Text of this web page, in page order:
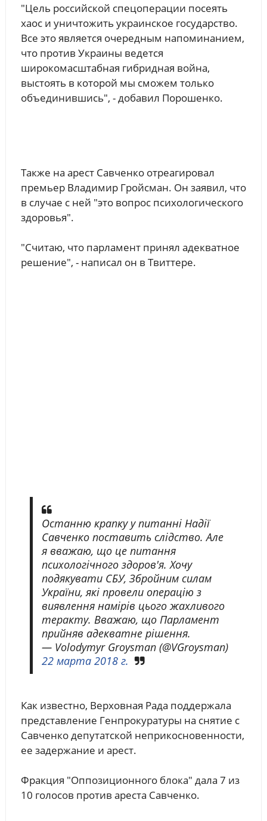
"Цель российской спецоперации посеять
хаос и уничтожить украинское государство.
Все это является очередным напоминанием,
что против Украины ведется
широкомасштабная гибридная война,
выстоять в которой мы сможем только
объединившись", - добавил Порошенко.
Также на арест Савченко отреагировал
премьер Владимир Гройсман. Он заявил, что
в случае с ней "это вопрос психологического
здоровья".
"Считаю, что парламент принял адекватное
решение", - написал он в Твиттере.
Останню крапку у питанні Надії
Савченко поставить слідство. Але
я вважаю, що це питання
психологічного здоров'я. Хочу
подякувати СБУ, Збройним силам
України, які провели операцію з
виявлення намірів цього жахливого
теракту. Вважаю, що Парламент
прийняв адекватне рішення.
— Volodymyr Groysman (@VGroysman)
22 марта 2018 г.
Как известно, Верховная Рада поддержала
представление Генпрокуратуры на снятие с
Савченко депутатской неприкосновенности,
ее задержание и арест.
Фракция "Оппозиционного блока" дала 7 из
10 голосов против ареста Савченко.